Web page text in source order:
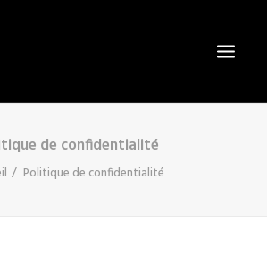
TV
de confidentialité
Politique de confidentialité